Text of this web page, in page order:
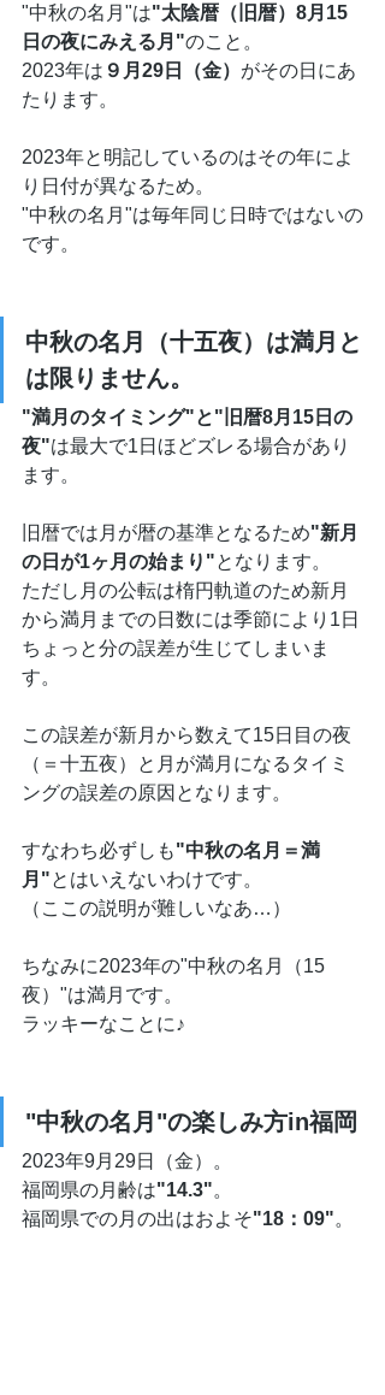
"中秋の名月"は"太陰暦（旧暦）8月15
日の夜にみえる月"のこと。
2023年は ９月29日（金） がその日にあ
たります。
2023年と明記しているのはその年によ
り日付が異なるため。
"中秋の名月"は毎年同じ日時ではないの
です。
中秋の名月（十五夜）は満月と
は限りません。
"満月のタイミング"と"旧暦8月15日の
夜"は最大で1日ほどズレる場合があり
ます。
旧暦では月が暦の基準となるため"新月
の日が1ヶ月の始まり"となります。
ただし月の公転は楕円軌道のため新月
から満月までの日数には季節により1日
ちょっと分の誤差が生じてしまいま
す。
この誤差が新月から数えて15日目の夜
（＝十五夜）と月が満月になるタイミ
ングの誤差の原因となります。
すなわち必ずしも"中秋の名月＝満
月"とはいえないわけです。
（ここの説明が難しいなあ…）
ちなみに2023年の"中秋の名月（15
夜）"は満月です。
ラッキーなことに♪
"中秋の名月"の楽しみ方in福岡
2023年9月29日（金）。
福岡県の月齢は"14.3"。
福岡県での月の出はおよそ"18：09"。